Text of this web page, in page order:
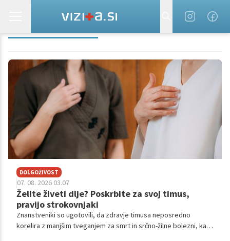
IMUNSKI SISTEM
DOLGOŽIVOST
07. 08. 2026 03.07
Želite živeti dlje? Poskrbite za svoj timus,
pravijo strokovnjaki
Znanstveniki so ugotovili, da zdravje timusa neposredno
korelira z manjšim tveganjem za smrt in srčno-žilne bolezni, kar